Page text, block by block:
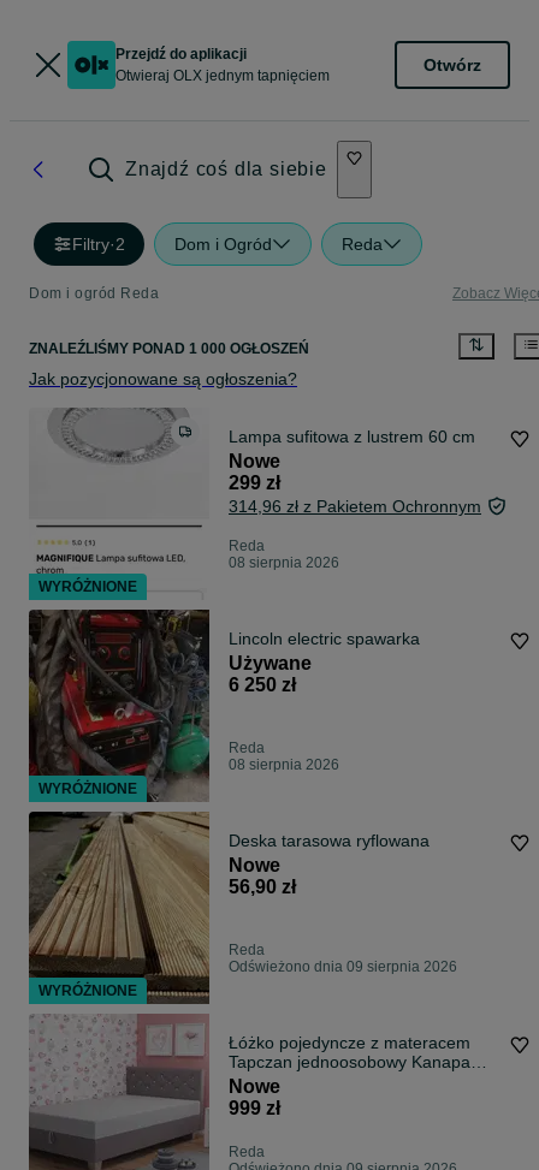
Przejdź do aplikacji
Otwieraj OLX jednym tapnięciem
Otwórz
Znajdź coś dla siebie
Filtry·2 Dom i Ogród Reda
Dom i ogród Reda Zobacz
ZNALEŹLIŚMY PONAD 1 000 OGŁOSZEŃ
Jak pozycjonowane są ogłoszenia?
Lampa sufitowa z lustrem 60 cm
Nowe
299 zł
314,96 zł z Pakietem Ochronnym
Reda
08 sierpnia 2026
Lincoln electric spawarka
Używane
6 250 zł
Reda
08 sierpnia 2026
Deska tarasowa ryflowana
Nowe
56,90 zł
Reda
Odświeżono dnia 09 sierpnia 2026
Łóżko pojedyncze z materacem
Tapczan jednoosobowy Kanapa
Wersalka
Nowe
999 zł
Reda
WYRÓŻNIONE
WYRÓŻNIONE
WYRÓŻNIONE